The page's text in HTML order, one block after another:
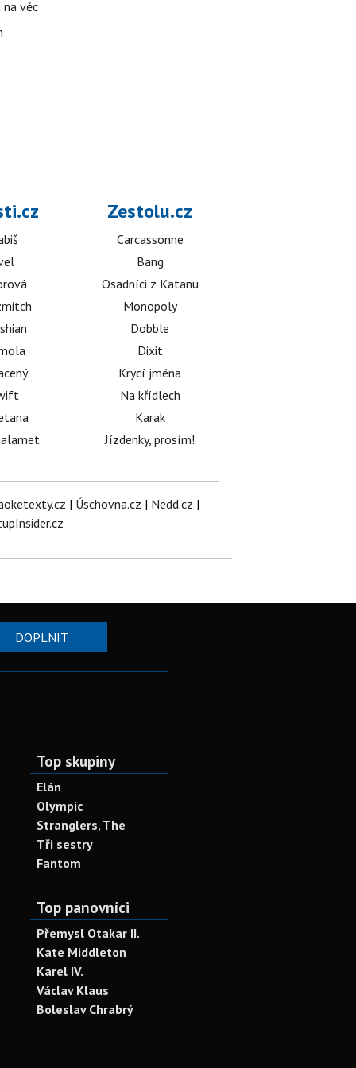
věc
Zestolu.cz
Carcassonne
Bang
Osadníci z Katanu
Monopoly
Dobble
Dixit
Krycí jména
Na křídlech
Karak
Jízdenky, prosím!
| Úschovna.cz | Nedd.cz |
DOPLNIT
Top skupiny
Elán
Olympic
Stranglers, The
Tři sestry
Fantom
Top panovníci
Přemysl Otakar II.
Kate Middleton
Karel IV.
Václav Klaus
Boleslav Chrabrý